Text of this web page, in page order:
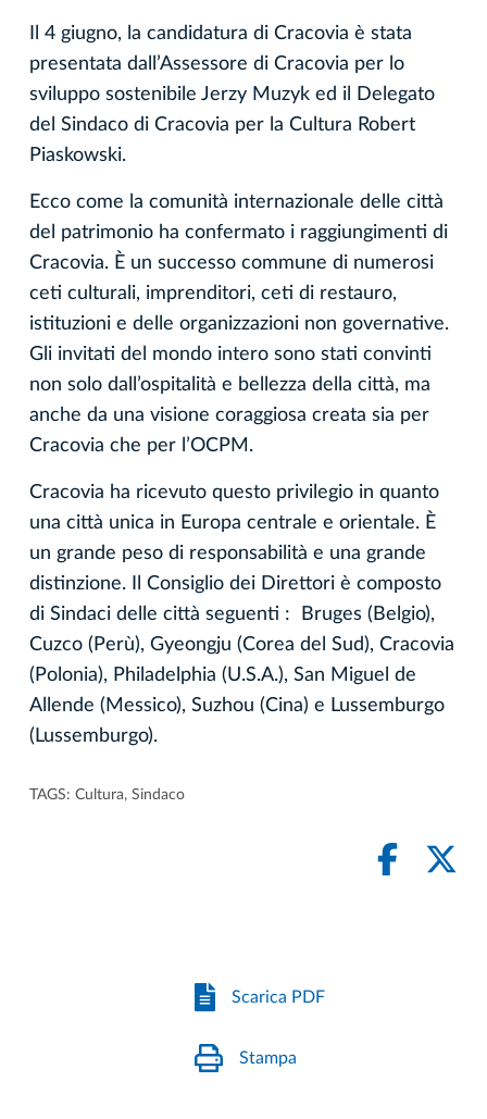
Il 4 giugno, la candidatura di Cracovia è stata
presentata dall’Assessore di Cracovia per lo
sviluppo sostenibile Jerzy Muzyk ed il Delegato
del Sindaco di Cracovia per la Cultura Robert
Piaskowski.
Ecco come la comunità internazionale delle città
del patrimonio ha confermato i raggiungimenti di
Cracovia. È un successo commune di numerosi
ceti culturali, imprenditori, ceti di restauro,
istituzioni e delle organizzazioni non governative.
Gli invitati del mondo intero sono stati convinti
non solo dall’ospitalità e bellezza della città, ma
anche da una visione coraggiosa creata sia per
Cracovia che per l’OCPM.
Cracovia ha ricevuto questo privilegio in quanto
una città unica in Europa centrale e orientale. È
un grande peso di responsabilità e una grande
distinzione. Il Consiglio dei Direttori è composto
di Sindaci delle città seguenti : Bruges (Belgio),
Cuzco (Perù), Gyeongju (Corea del Sud), Cracovia
(Polonia), Philadelphia (U.S.A.), San Miguel de
Allende (Messico), Suzhou (Cina) e Lussemburgo
(Lussemburgo).
TAGS: Cultura, Sindaco
Scarica PDF
Stampa